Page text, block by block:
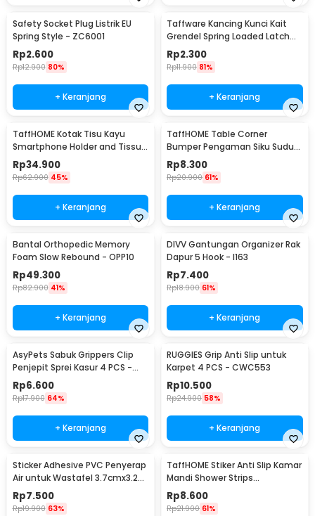
Safety Socket Plug Listrik EU
Spring Style - ZC6001
Rp2.600
Rp12.900 80%
+ Keranjang
Taffware Kancing Kunci Kait
Grendel Spring Loaded Latch
Catch Hasp - KAK-J107
Rp2.300
Rp11.900 81%
+ Keranjang
TaffHOME Kotak Tisu Kayu
Smartphone Holder and Tissue
Box - ZJ05
Rp34.900
Rp62.900 45%
+ Keranjang
TaffHOME Table Corner
Bumper Pengaman Siku Sudut
Meja Silicone 10 PCS - FY21
Rp8.300
Rp20.900 61%
+ Keranjang
Bantal Orthopedic Memory
Foam Slow Rebound - OPP10
Rp49.300
Rp82.900 41%
+ Keranjang
DIVV Gantungan Organizer Rak
Dapur 5 Hook - I163
Rp7.400
Rp18.900 61%
+ Keranjang
AsyPets Sabuk Grippers Clip
Penjepit Sprei Kasur 4 PCS -
PJP4
Rp6.600
Rp17.900 64%
+ Keranjang
RUGGIES Grip Anti Slip untuk
Karpet 4 PCS - CWC553
Rp10.500
Rp24.900 58%
+ Keranjang
Sticker Adhesive PVC Penyerap
Air untuk Wastafel 3.7cmx3.2M
- CN1222
Rp7.500
Rp19.900 63%
TaffHOME Stiker Anti Slip Kamar
Mandi Shower Strips
20x380mm 6 PCS - TT-19
Rp8.600
Rp21.900 61%